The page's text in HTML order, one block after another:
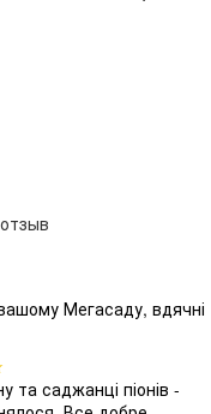
Мегасаду, вдячні
та саджанці піонів -